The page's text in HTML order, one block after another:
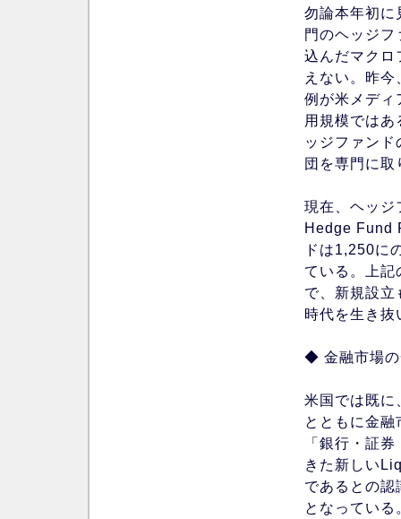
勿論本年初に
門のヘッジフ
込んだマクロ
えない。昨
例が米メディ
用規模では
ッジファン
団を専門に取
現在、ヘッジ
Hedge Fund
ドは1,250に
ている。上記
で、新規設立
時代を生き抜
◆ 金融市場
米国では既に
とともに金
「銀行・証
きた新しい
であるとの認
となっている